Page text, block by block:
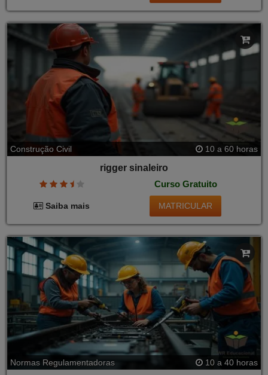
Construção Civil 10 a 60 horas
rigger sinaleiro
Curso Gratuito
Saiba mais MATRICULAR
Normas Regulamentadoras 10 a 40 horas